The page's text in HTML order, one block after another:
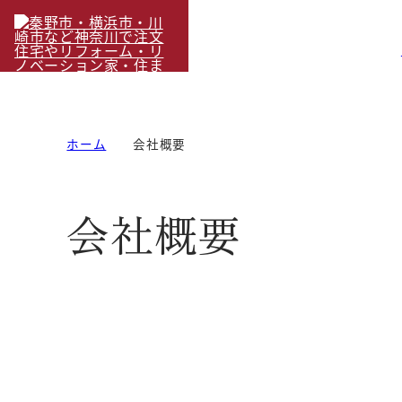
ホーム 会社概要
会社概要